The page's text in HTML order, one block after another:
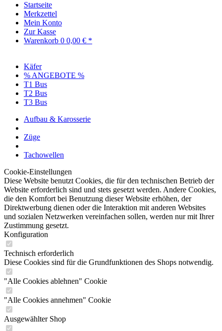
Startseite
Merkzettel
Mein Konto
Zur Kasse
Warenkorb 0 0,00 € *
Käfer
% ANGEBOTE %
T1 Bus
T2 Bus
T3 Bus
Aufbau & Karosserie
Züge
Tachowellen
Cookie-Einstellungen
Diese Website benutzt Cookies, die für den technischen Betrieb der
Website erforderlich sind und stets gesetzt werden. Andere Cookies,
die den Komfort bei Benutzung dieser Website erhöhen, der
Direktwerbung dienen oder die Interaktion mit anderen Websites
und sozialen Netzwerken vereinfachen sollen, werden nur mit Ihrer
Zustimmung gesetzt.
Konfiguration
Technisch erforderlich
Diese Cookies sind für die Grundfunktionen des Shops notwendig.
"Alle Cookies ablehnen" Cookie
"Alle Cookies annehmen" Cookie
Ausgewählter Shop